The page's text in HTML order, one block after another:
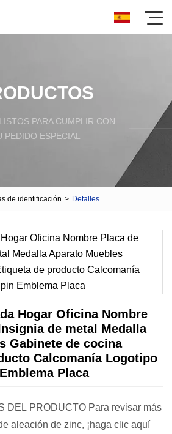
PARA CUMPLIR CON
PEDIDO ESPECIAL
de identificación > Detalles
Hogar Oficina Nombre
de metal Medalla
Gabinete de cocina
Calcomanía Logotipo
Placa
DEL PRODUCTO Para revisar más
aleación de zinc, ¡haga clic aquí